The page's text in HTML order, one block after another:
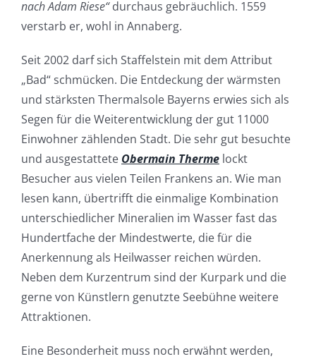
nach Adam Riese“durchaus gebräuchlich. 1559
verstarb er, wohl in Annaberg.
Seit 2002 darf sich Staffelstein mit dem Attribut
„Bad“ schmücken. Die Entdeckung der wärmsten
und stärksten Thermalsole Bayerns erwies sich als
Segen für die Weiterentwicklung der gut 11000
Einwohner zählenden Stadt. Die sehr gut besuchte
und ausgestattete Obermain Thermelockt
Besucher aus vielen Teilen Frankens an. Wie man
lesen kann, übertrifft die einmalige Kombination
unterschiedlicher Mineralien im Wasser fast das
Hundertfache der Mindestwerte, die für die
Anerkennung als Heilwasser reichen würden.
Neben dem Kurzentrum sind der Kurpark und die
gerne von Künstlern genutzte Seebühne weitere
Attraktionen.
Eine Besonderheit muss noch erwähnt werden,